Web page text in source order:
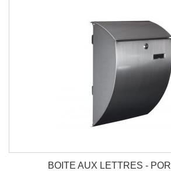
BOITE AUX LETTRES -